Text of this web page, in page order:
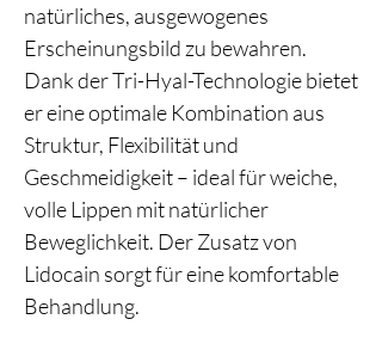
natürliches, ausgewogenes
Erscheinungsbild zu bewahren.
Dank der Tri-Hyal-Technologie bietet
er eine optimale Kombination aus
Struktur, Flexibilität und
Geschmeidigkeit – ideal für weiche,
volle Lippen mit natürlicher
Beweglichkeit. Der Zusatz von
Lidocain sorgt für eine komfortable
Behandlung.